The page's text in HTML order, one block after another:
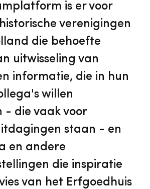
voor
Zuid-Holland
Zuid-Holland
voorwaarden
Monumentenwacht
is er voor
verenigingen
die behoefte
uitwisseling van
informatie, die in hun
willen
- die vaak voor
staan - en
en andere
die inspiratie
van het Erfgoedhuis